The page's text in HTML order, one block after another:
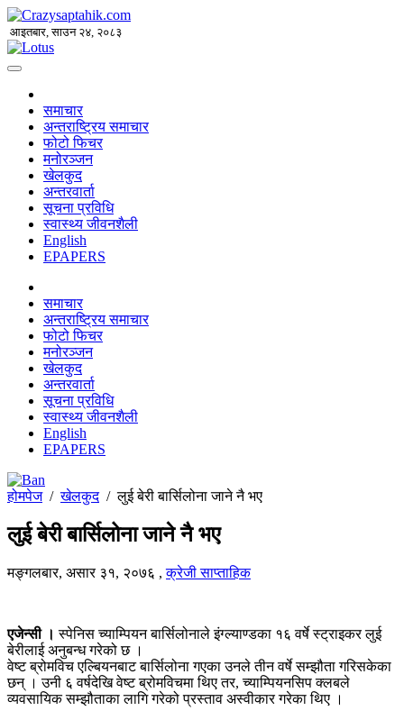
आइतबार, साउन २४, २०८३
समाचार
अन्तराष्ट्रिय समाचार
फोटो फिचर
मनोरञ्जन
खेलकुद
अन्तरवार्ता
सूचना प्रविधि
स्वास्थ्य जीवनशैली
English
EPAPERS
समाचार
अन्तराष्ट्रिय समाचार
फोटो फिचर
मनोरञ्जन
खेलकुद
अन्तरवार्ता
सूचना प्रविधि
स्वास्थ्य जीवनशैली
English
EPAPERS
होमपेज/खेलकुद/लुई बेरी बार्सिलोना जाने नै भए
लुई बेरी बार्सिलोना जाने नै भए
मङ्गलबार, असार ३१, २०७६ ,क्रेजी साप्ताहिक
एजेन्सी । स्पेनिस च्याम्पियन बार्सिलोनाले इंग्ल्याण्डका १६ वर्षे स्ट्राइकर लुई
बेरीलाई अनुबन्ध गरेको छ ।
वेष्ट ब्रोमविच एल्बियनबाट बार्सिलोना गएका उनले तीन वर्षे सम्झौता गरिसकेका
छन् । उनी ६ वर्षदेखि वेष्ट ब्रोमविचमा थिए तर, च्याम्पियनसिप क्लबले
व्यवसायिक सम्झौताका लागि गरेको प्रस्ताव अस्वीकार गरेका थिए ।